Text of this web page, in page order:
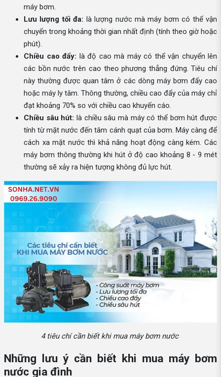
máy bơm.
Lưu lượng tối đa: là lượng nước mà máy bơm có thể vận
chuyển trong khoảng thời gian nhất định (tính theo giờ hoặc
phút).
Chiều cao đẩy: là độ cao mà máy có thể vận chuyển lên
các bồn nước trên cao theo phương thẳng đứng. Tiêu chí
này thường được quan tâm ở các dòng máy bơm đẩy cao
hoặc máy ly tâm. Thông thường, chiều cao đẩy của máy chỉ
đạt khoảng 70% so với chiều cao khuyến cáo.
Chiều sâu hút: là chiều sâu mà máy có thể bơm hút được
tính từ mặt nước đến tâm cánh quạt của bơm. Máy càng để
cách xa mặt nước thì khả năng hoạt động càng kém. Các
máy bơm thông thường khi hút ở độ cao khoảng 8 - 9 mét
thường sẽ xảy ra hiện tượng không đủ lực hút.
4 tiêu chí cần biết khi mua máy bơm nước
Những lưu ý cần biết khi mua máy bơm
nước gia đình